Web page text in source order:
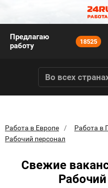
Предлагаю
работу
18525
Во всех
Работа в Европе
Работа в
Рабочий персонал
Свежие